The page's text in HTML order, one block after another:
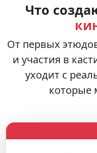
Что
От первых
и участия в
уходит с
которые